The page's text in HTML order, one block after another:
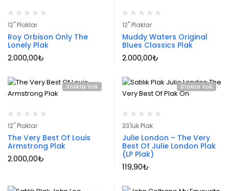
12" Plaklar
Roy Orbison Only The
Lonely Plak
2.000,00₺
12" Plaklar
Muddy Waters Original
Blues Classics Plak
2.000,00₺
Stokta Yok
12" Plaklar
The Very Best Of Louis
Armstrong Plak
2.000,00₺
Stokta Yok
33'lük Plak
Julie London – The Very
Best Of Julie London Plak
(LP Plak)
119,90₺